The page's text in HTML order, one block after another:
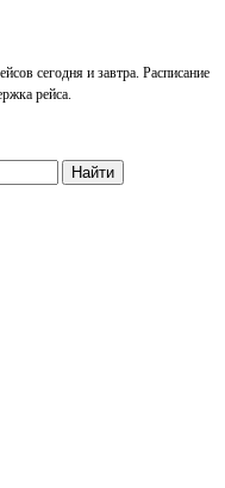
сегодня и завтра. Расписание
рейса.